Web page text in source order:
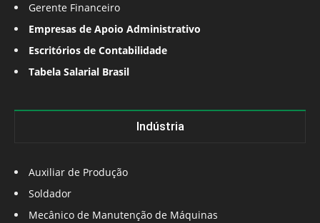
Gerente Financeiro
Empresas de Apoio Administrativo
Escritórios de Contabilidade
Tabela Salarial Brasil
Indústria
Auxiliar de Produção
Soldador
Mecânico de Manutenção de Máquinas